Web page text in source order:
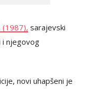
(1987), sarajevski
i njegovog
novi uhapšeni je